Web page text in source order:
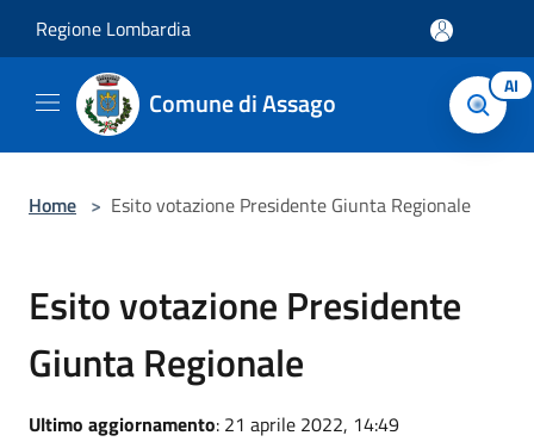
Regione Lombardia
Comune di Assago AI
Home > Esito votazione Presidente Giunta Regionale
Esito votazione Presidente
Giunta Regionale
Ultimo aggiornamento: 21 aprile 2022, 14:49